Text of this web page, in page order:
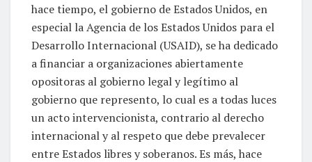
hace tiempo, el gobierno de Estados Unidos, en
especial la Agencia de los Estados Unidos para el
Desarrollo Internacional (USAID), se ha dedicado
a financiar a organizaciones abiertamente
opositoras al gobierno legal y legítimo al
gobierno que represento, lo cual es a todas luces
un acto intervencionista, contrario al derecho
internacional y al respeto que debe prevalecer
entre Estados libres y soberanos. Es más, hace